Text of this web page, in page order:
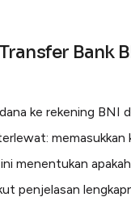
Bank
ke rekening BNI
menentukan
penjelasan